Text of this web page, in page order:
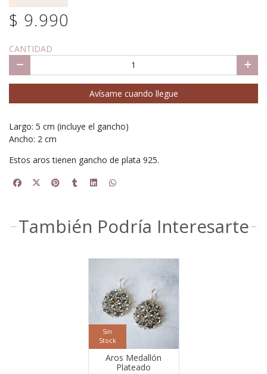
$ 9.990
CANTIDAD
Avísame cuando llegue
Largo: 5 cm (incluye el gancho)
Ancho: 2 cm
Estos aros tienen gancho de plata 925.
También Podría Interesarte
Sin
Stock
Aros Medallón
Plateado